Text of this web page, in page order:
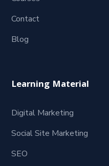
Contact
Blog
Learning Material
Digital Marketing
Social Site Marketing
SEO